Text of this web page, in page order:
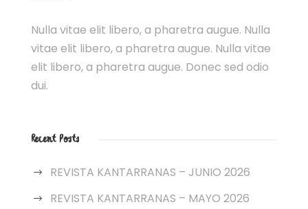
Nulla vitae elit libero, a pharetra augue. Nulla
vitae elit libero, a pharetra augue. Nulla vitae
elit libero, a pharetra augue. Donec sed odio
dui.
Recent Posts
REVISTA KANTARRANAS – JUNIO 2026
REVISTA KANTARRANAS – MAYO 2026